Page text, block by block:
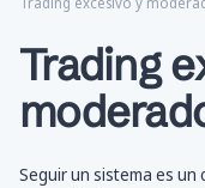
Trading
Seguir un sistema es un